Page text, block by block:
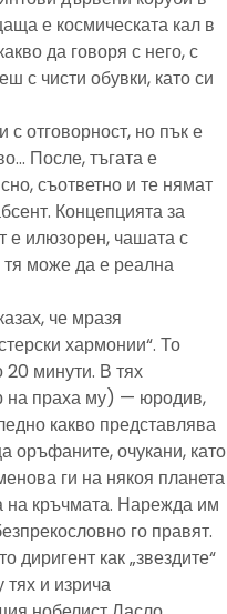
е космическата кал в
да говоря с него, с
с чисти обувки, като си
отговорност, но пък е
После, тъгата е
съответно и те нямат
Концепцията за
е илюзорен, чашата с
може да е реална
че мразя
хармонии“. То
минути. В тях
на праха му) — юродив,
какво представлява
очукани, като
ги на някоя планета
на кръчмата. Нарежда им
го правят.
диригент как „звездите“
и изрича